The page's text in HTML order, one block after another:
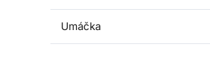
Umáčka